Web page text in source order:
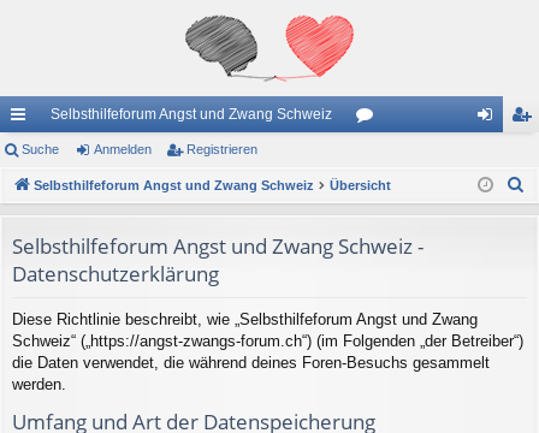
ch
ne
ug
Selbsthilfeforum Angst und Zwang Schweiz
en m ist
Suche Anmelden Registrieren
Selbsthilfeforum Angst und Zwang Schweiz Übersicht
Selbsthilfeforum Angst und Zwang Schweiz -
Datenschutzerklärung
Diese Richtlinie beschreibt, wie „Selbsthilfeforum Angst und Zwang
Schweiz“ („https://angst-zwangs-forum.ch“) (im Folgenden „der Betreiber“)
die Daten verwendet, die während deines Foren-Besuchs gesammelt
werden.
Umfang und Art der Datenspeicherung